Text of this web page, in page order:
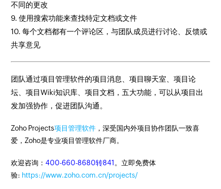
不同的更改
9. 使用搜索功能来查找特定文档或文件
10. 每个文档都有一个评论区，与团队成员进行讨论、反馈或
共享意见
团队通过项目管理软件的项目消息、项目聊天室、项目论
坛、项目Wiki知识库、项目文档，五大功能，可以从项目出
发加强协作，促进团队沟通。
Zoho Projects项目管理软件 ，深受国内外项目协作团队一致喜
爱，Zoho是专业项目管理软件厂商。
欢迎咨询：400-660-8680转841 。立即免费体
验: https://www.zoho.com.cn/projects/